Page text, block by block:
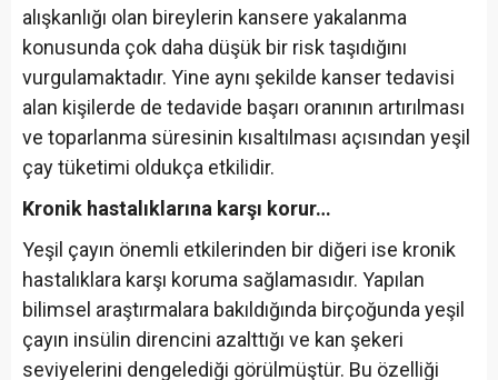
alışkanlığı olan bireylerin kansere yakalanma
konusunda çok daha düşük bir risk taşıdığını
vurgulamaktadır. Yine aynı şekilde kanser tedavisi
alan kişilerde de tedavide başarı oranının artırılması
ve toparlanma süresinin kısaltılması açısından yeşil
çay tüketimi oldukça etkilidir.
Kronik hastalıklarına karşı korur…
Yeşil çayın önemli etkilerinden bir diğeri ise kronik
hastalıklara karşı koruma sağlamasıdır. Yapılan
bilimsel araştırmalara bakıldığında birçoğunda yeşil
çayın insülin direncini azalttığı ve kan şekeri
seviyelerini dengelediği görülmüştür. Bu özelliği